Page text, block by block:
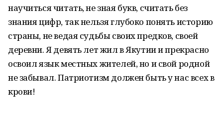
научиться читать, не зная букв, считать без
знания цифр, так нельзя глубоко понять историю
страны, не ведая судьбы своих предков, своей
деревни. Я девять лет жил в Якутии и прекрасно
освоил язык местных жителей, но и свой родной
не забывал. Патриотизм должен быть у нас всех в
крови!